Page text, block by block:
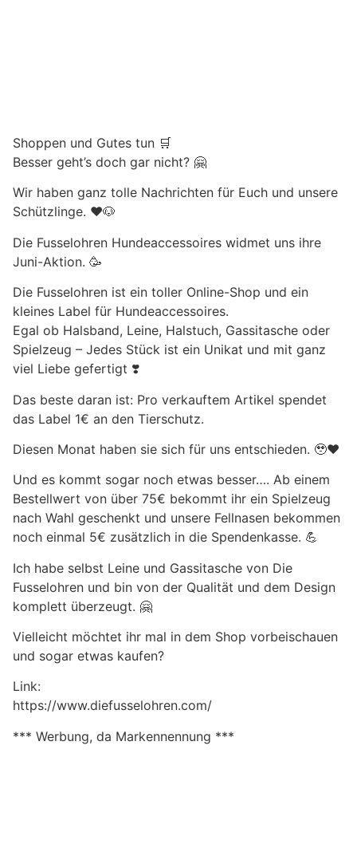
Shoppen und Gutes tun 🛒
Besser geht’s doch gar nicht? 🤗
Wir haben ganz tolle Nachrichten für Euch und unsere
Schützlinge. ❤️🐶
Die Fusselohren Hundeaccessoires widmet uns ihre
Juni-Aktion. 🥳
Die Fusselohren ist ein toller Online-Shop und ein
kleines Label für Hundeaccessoires.
Egal ob Halsband, Leine, Halstuch, Gassitasche oder
Spielzeug – Jedes Stück ist ein Unikat und mit ganz
viel Liebe gefertigt ❣️
Das beste daran ist: Pro verkauftem Artikel spendet
das Label 1€ an den Tierschutz.
Diesen Monat haben sie sich für uns entschieden. 🥹❤️
Und es kommt sogar noch etwas besser…. Ab einem
Bestellwert von über 75€ bekommt ihr ein Spielzeug
nach Wahl geschenkt und unsere Fellnasen bekommen
noch einmal 5€ zusätzlich in die Spendenkasse. 💪
Ich habe selbst Leine und Gassitasche von Die
Fusselohren und bin von der Qualität und dem Design
komplett überzeugt. 🤗
Vielleicht möchtet ihr mal in dem Shop vorbeischauen
und sogar etwas kaufen?
Link:
https://www.diefusselohren.com/
*** Werbung, da Markennennung ***